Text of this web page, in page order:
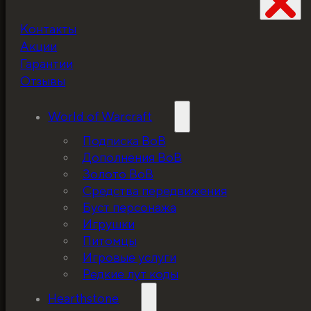
Контакты
Акции
Гарантии
Отзывы
World of Warcraft
Подписка ВоВ
Дополнения ВоВ
Золото ВоВ
Средства передвижения
Буст персонажа
Игрушки
Питомцы
Игровые услуги
Редкие лут коды
Hearthstone